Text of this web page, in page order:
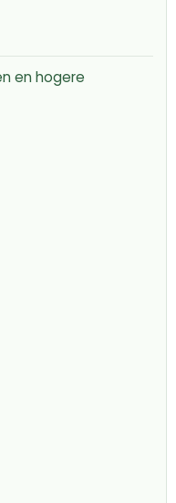
en hogere